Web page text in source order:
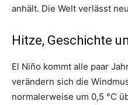
anhält. Die Welt verlässt
Hitze, Geschichte
El Niño kommt alle paar
verändern sich die
normalerweise um 0,5 °C